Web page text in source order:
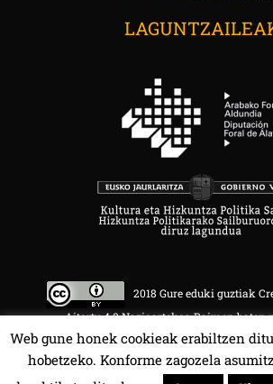
2018 Gure eduki guztiak
Aitortu 4.0 Nazioartekoa Baimen baten
Web gune honek cookieak erabiltzen
hobetzeko. Konforme zagozela